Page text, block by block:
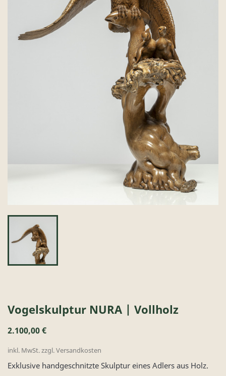
Vogelskulptur NURA | Vollholz
2.100,00 €
inkl. MwSt. zzgl. Versandkosten
Exklusive handgeschnitzte Skulptur eines Adlers aus Holz.